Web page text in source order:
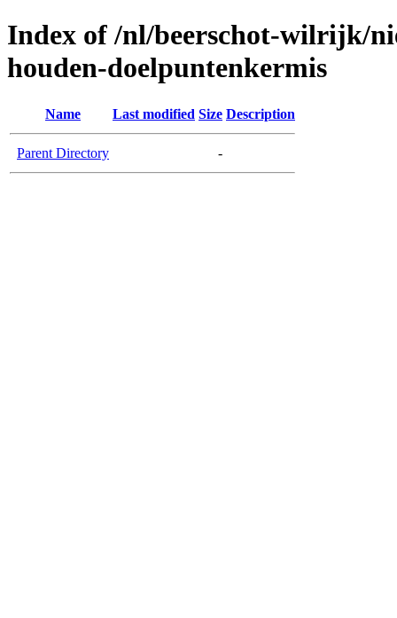
Index of /nl/beerschot-wilrijk/
houden-doelpuntenkermis
Name Last modified Size Description
Parent Directory -